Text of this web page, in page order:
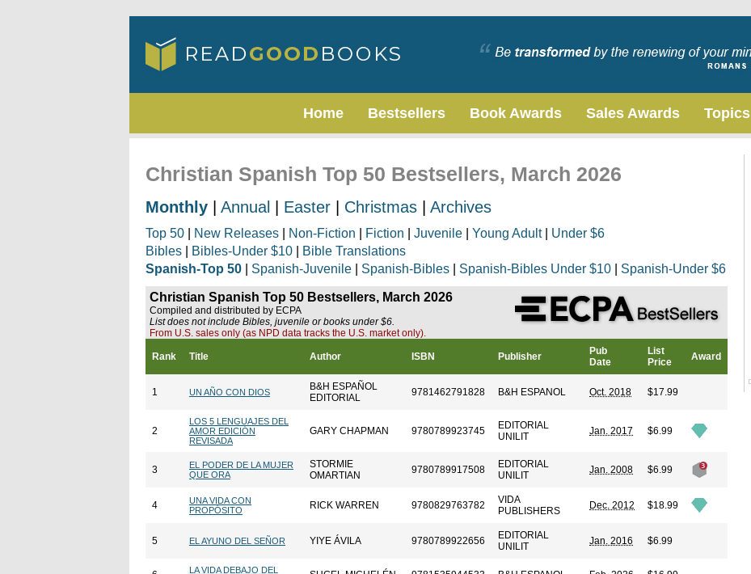
Home Bestsellers Book Awards Sales Awards Topics
Christian Spanish Top 50 Bestsellers, March 2026
Monthly Annual Easter Christmas Archives
Top 50 New Releases Non-Fiction Fiction Juvenile Young Adult| Under $6
Bibles
Bibles-Under $10
Bible Translations
Spanish-Top 50
Spanish-Juvenile Spanish-Bibles Spanish-Bibles Under $10 Spanish-Under $6
Christian Spanish Top 50 Bestsellers, March 2026
Compiled and distributed by ECPA
List does not include Bibles, juvenile or books under $6.
From U.S. sales only (as NPD data tracks the U.S. market only).
Rank Title Author ISBN Publisher
Pub
Date
List
Price
Award
1 UN AÑO CON DIOS
B&H ESPAÑOL
EDITORIAL
9781462791828 B&H ESPANOL Oct. 2018 $17.99
2
LOS 5 LENGUAJES DEL
AMOR EDICIÓN
REVISADA
GARY CHAPMAN 9780789923745
EDITORIAL
UNILIT
Jan. 2017 $6.99
3
EL PODER DE LA MUJER
QUE ORA
STORMIE
OMARTIAN
9780789917508
EDITORIAL
UNILIT
Jan. 2008 $6.99
4
UNA VIDA CON
PROPÓSITO
RICK WARREN 9780829763782
VIDA
PUBLISHERS
Dec. 2012 $18.99
5 EL AYUNO DEL SEÑOR YIYE ÁVILA 9780789922656
EDITORIAL
UNILIT
Jan. 2016 $6.99
LA VIDA DEBAJO DEL